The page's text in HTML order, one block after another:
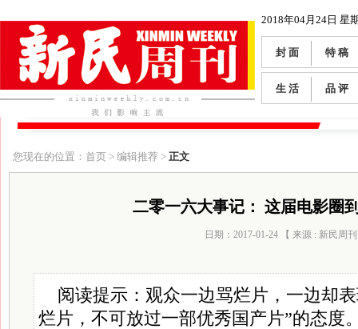
2018年04月24日 星
封 面 特 稿
生 活 品 评
您现在的位置：首页 > 编辑推荐 > 正文
二零一六大事记： 这届电影圈
日期：2017-01-24 【 来源 : 新民周
阅读提示：观众一边骂烂片，一边却
烂片，不可放过一部优秀国产片”的态度